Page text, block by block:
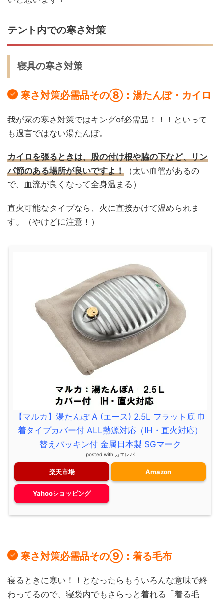
テント内での寒さ対策
寝具の寒さ対策
寒さ対策必需品その⑧：湯たんぽ・カイロ
我が家の寒さ対策ではキングof必需品！！！といって
も過言ではない湯たんぽ。
カイロを張るときは、股の付け根や脇の下など、リン
パ節のある場所が良いですよ！ （太い血管があるの
で、血流が良くなって全身温まる）
直火可能なタイプなら、火に直接かけて温められま
す。（やけどに注意！）
【マルカ】湯たんぽ A (エース) 2.5L フラット底 巾
着タイプカバー付 ALL熱源対応（IH・直火対応）
替えパッキン付 金属日本製 SGマーク
posted with カエレバ
楽天市場 Amazon
Yahooショッピング
寒さ対策必需品その⑨：着る毛布
寝るときに寒い！！となったらもういろんな意味で終
わってるので、寝袋内でもさらっと着れる「着る毛